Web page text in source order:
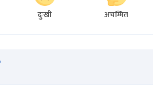
दुःखी अचम्मित